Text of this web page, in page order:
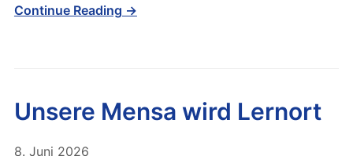
Continue Reading →
Unsere Mensa wird Lernort
8. Juni 2026